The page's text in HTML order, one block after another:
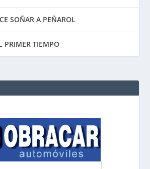
SOÑAR A PEÑAROL
PRIMER TIEMPO